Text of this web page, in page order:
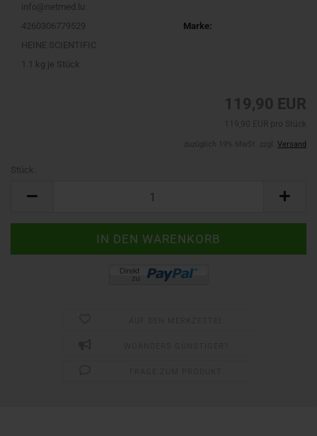
info@netmed.lu
4260306779529
Marke:
HEINE SCIENTIFIC
kg je Stück
119,90 EUR
Versand
Stück: